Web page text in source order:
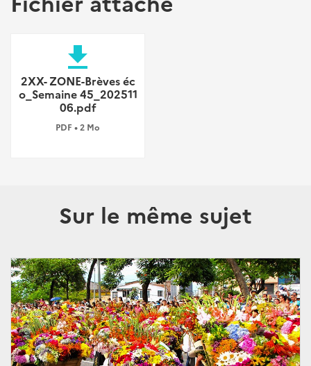
file_download
2XX- ZONE-Brèves éc
o_Semaine 45_202511
06.pdf
PDF • 2 Mo
Sur le même sujet